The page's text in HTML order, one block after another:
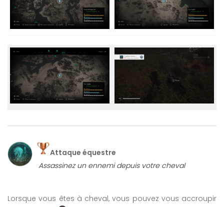
Attaque équestre
Assassinez un ennemi depuis votre cheval
Lorsque vous êtes à cheval, vous pouvez vous accroupir